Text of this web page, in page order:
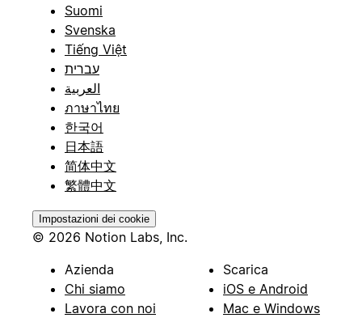
Suomi
Svenska
Tiếng Việt
עברית
العربية
ภาษาไทย
한국어
日本語
简体中文
繁體中文
Impostazioni dei cookie
© 2026 Notion Labs, Inc.
Azienda
Chi siamo
Lavora con noi
Scarica
iOS e Android
Mac e Windows